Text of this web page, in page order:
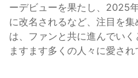
ーデビューを果たし、2025
に改名されるなど、注目を
は、ファンと共に進んでいく
ますます多くの人々に愛され